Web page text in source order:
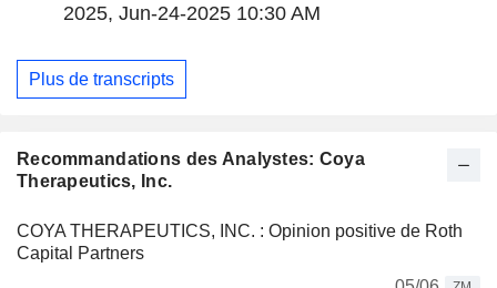
2025, Jun-24-2025 10:30 AM
Plus de transcripts
Recommandations des Analystes: Coya
Therapeutics, Inc.
COYA THERAPEUTICS, INC. : Opinion positive de Roth
Capital Partners